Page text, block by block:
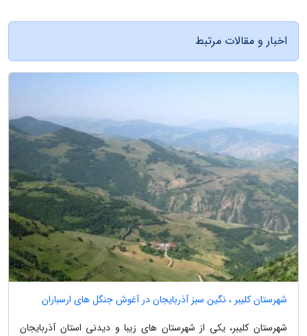
اخبار و مقالات مرتبط
شهرستان کلیبر ، نگین سبز آذربایجان در آغوش جنگل های ارسباران
شهرستان کلیبر، یکی از شهرستان های زیبا و دیدنی استان آذربایجان